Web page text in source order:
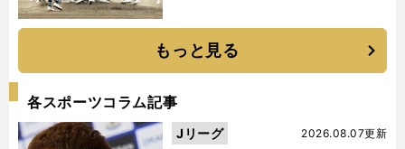
もっと見る
各スポーツコラム記事
2026.08.07更新
Jリーグ